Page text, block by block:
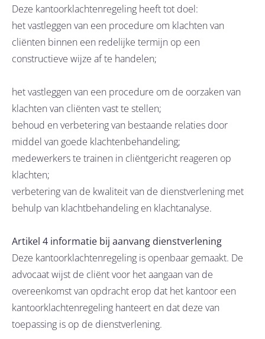
Deze kantoorklachtenregeling heeft tot doel:
het vastleggen van een procedure om klachten van
cliënten binnen een redelijke termijn op een
constructieve wijze af te handelen;
het vastleggen van een procedure om de oorzaken van
klachten van cliënten vast te stellen;
behoud en verbetering van bestaande relaties door
middel van goede klachtenbehandeling;
medewerkers te trainen in cliëntgericht reageren op
klachten;
verbetering van de kwaliteit van de dienstverlening met
behulp van klachtbehandeling en klachtanalyse.
Artikel 4 informatie bij aanvang dienstverlening
Deze kantoorklachtenregeling is openbaar gemaakt. De
advocaat wijst de cliënt voor het aangaan van de
overeenkomst van opdracht erop dat het kantoor een
kantoorklachtenregeling hanteert en dat deze van
toepassing is op de dienstverlening.